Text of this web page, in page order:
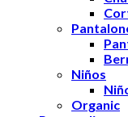
Niños
Organic